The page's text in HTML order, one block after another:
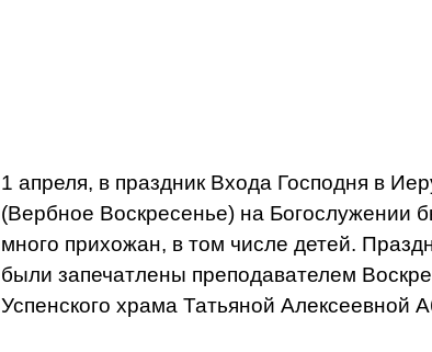
1 апреля, в праздник Входа Господня в
(Вербное Воскресенье) на Богослужении
много прихожан, в том числе детей.
были запечатлены преподавателем
Успенского храма Татьяной Алексеевной